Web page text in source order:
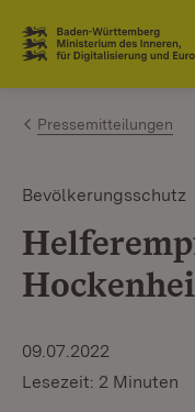
Zum Inhalt
Link zur Startseite
Pressemitteilungen
Bevölkerungsschutz
09.07.2022
Lesezeit: 2 Minuten